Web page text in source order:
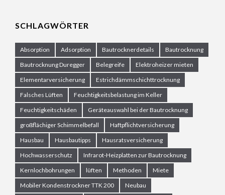
SCHLAGWÖRTER
Absorption Adsorption Bautrocknerdetails
Bautrocknung
Bautrocknung Duregger
Belegreife
Elektroheizer mieten
Elementarversicherung
Estrichdämmschichttrocknung
Falsches Lüften
Feuchtigkeitsbelastung im Keller
Feuchtigkeitschäden
Geräteauswahl bei der Bautrocknung
großflächiger Schimmelbefall
Haftpflichtversicherung
Hausbau
Hausbautipps
Hausratsversicherung
Hochwasserschutz
Infrarot-Heizplatten zur Bautrocknung
Kernlochbohrungen
lüften Methoden
Miete
Mobiler Kondenstrockner TTK 200
Neubau